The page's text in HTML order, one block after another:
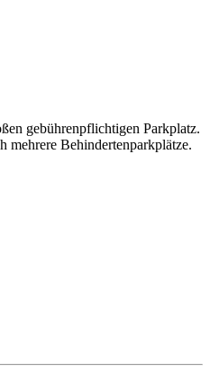
gebührenpflichtigen Parkplatz.
mehrere Behindertenparkplätze.